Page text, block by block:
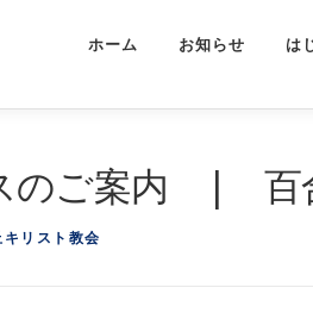
ホーム お知らせ は
のご案内 | 百
リスト教会